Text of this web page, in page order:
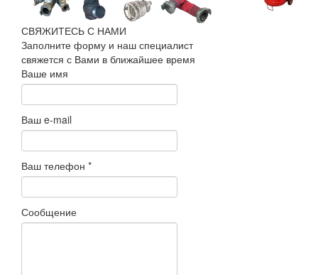
СВЯЖИТЕСЬ С НАМИ
Заполните форму и наш специалист
свяжется с Вами в ближайшее время
Ваше имя
Ваш e-mail
Ваш телефон *
Сообщение